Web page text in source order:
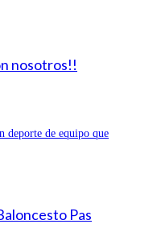
nosotros!!
deporte de equipo que
Pas